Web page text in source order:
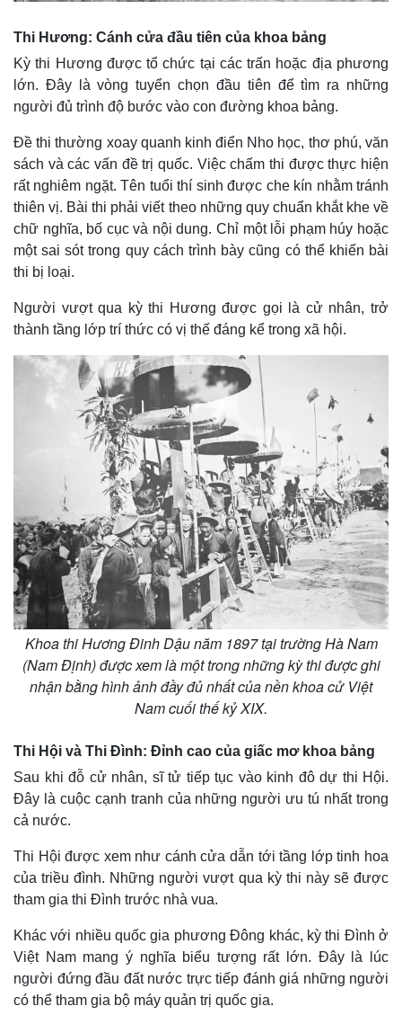
Pháp luật
Vụ án
Tin nóng
Tư vấn luật
Quân sự - Quốc phòng
Vũ khí
Phân tích
Thi Hương: Cánh cửa đầu tiên của khoa bảng
Kỳ thi Hương được tổ chức tại các trấn hoặc địa phương
lớn. Đây là vòng tuyển chọn đầu tiên để tìm ra những
người đủ trình độ bước vào con đường khoa bảng.
Đề thi thường xoay quanh kinh điển Nho học, thơ phú, văn
sách và các vấn đề trị quốc. Việc chấm thi được thực hiện
rất nghiêm ngặt. Tên tuổi thí sinh được che kín nhằm tránh
thiên vị. Bài thi phải viết theo những quy chuẩn khắt khe về
chữ nghĩa, bố cục và nội dung. Chỉ một lỗi phạm húy hoặc
một sai sót trong quy cách trình bày cũng có thể khiến bài
thi bị loại.
Người vượt qua kỳ thi Hương được gọi là cử nhân, trở
thành tầng lớp trí thức có vị thế đáng kể trong xã hội.
Khoa thi Hương Đinh Dậu năm 1897 tại trường Hà Nam
(Nam Định) được xem là một trong những kỳ thi được ghi
nhận bằng hình ảnh đầy đủ nhất của nền khoa cử Việt
Nam cuối thế kỷ XIX.
Thi Hội và Thi Đình: Đỉnh cao của giấc mơ khoa bảng
Sau khi đỗ cử nhân, sĩ tử tiếp tục vào kinh đô dự thi Hội.
Đây là cuộc cạnh tranh của những người ưu tú nhất trong
cả nước.
Thi Hội được xem như cánh cửa dẫn tới tầng lớp tinh hoa
của triều đình. Những người vượt qua kỳ thi này sẽ được
tham gia thi Đình trước nhà vua.
Khác với nhiều quốc gia phương Đông khác, kỳ thi Đình ở
Việt Nam mang ý nghĩa biểu tượng rất lớn. Đây là lúc
người đứng đầu đất nước trực tiếp đánh giá những người
có thể tham gia bộ máy quản trị quốc gia.